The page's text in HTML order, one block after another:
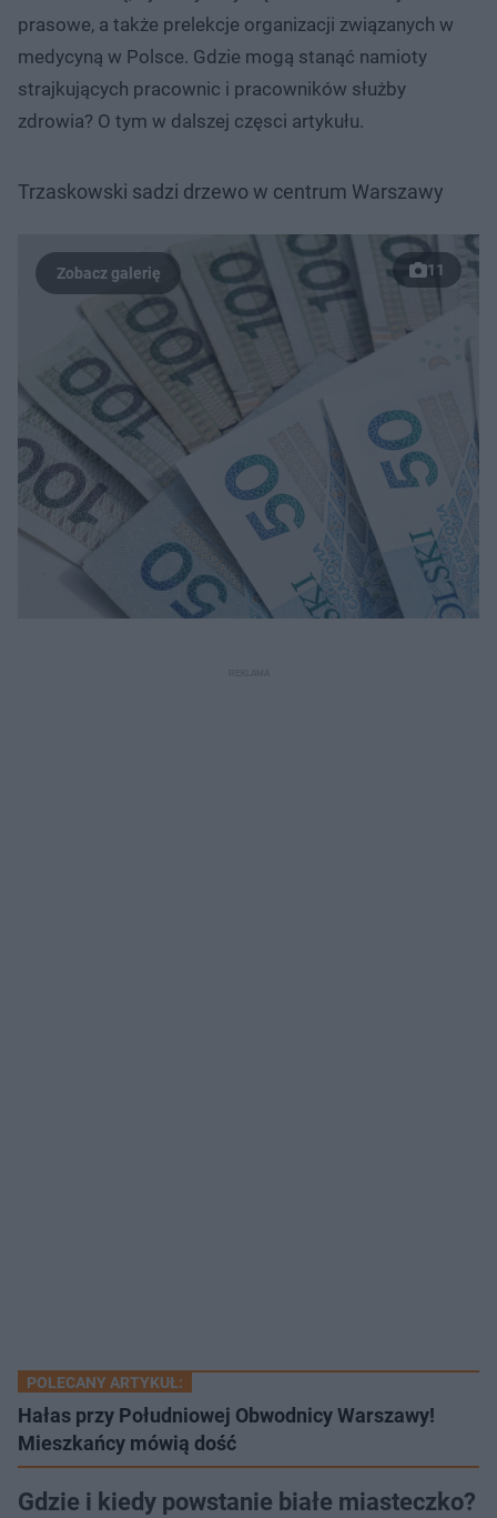
prasowe, a także prelekcje organizacji związanych w
medycyną w Polsce. Gdzie mogą stanąć namioty
strajkujących pracownic i pracowników służby
zdrowia? O tym w dalszej częsci artykułu.
Trzaskowski sadzi drzewo w centrum Warszawy
11
POLECANY ARTYKUŁ:
Hałas przy Południowej Obwodnicy Warszawy!
Mieszkańcy mówią dość
Gdzie i kiedy powstanie białe miasteczko?